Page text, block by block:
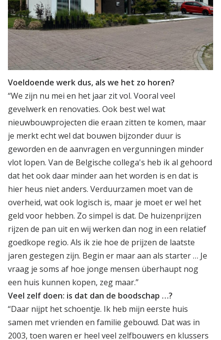
Voeldoende werk dus, als we het zo horen?
“We zijn nu mei en het jaar zit vol. Vooral veel
gevelwerk en renovaties. Ook best wel wat
nieuwbouwprojecten die eraan zitten te komen, maar
je merkt echt wel dat bouwen bijzonder duur is
geworden en de aanvragen en vergunningen minder
vlot lopen. Van de Belgische collega's heb ik al gehoord
dat het ook daar minder aan het worden is en dat is
hier heus niet anders. Verduurzamen moet van de
overheid, wat ook logisch is, maar je moet er wel het
geld voor hebben. Zo simpel is dat. De huizenprijzen
rijzen de pan uit en wij werken dan nog in een relatief
goedkope regio. Als ik zie hoe de prijzen de laatste
jaren gestegen zijn. Begin er maar aan als starter … Je
vraag je soms af hoe jonge mensen überhaupt nog
een huis kunnen kopen, zeg maar.”
Veel zelf doen: is dat dan de boodschap …?
“Daar nijpt het schoentje. Ik heb mijn eerste huis
samen met vrienden en familie gebouwd. Dat was in
2003, toen waren er heel veel zelfbouwers en klussers